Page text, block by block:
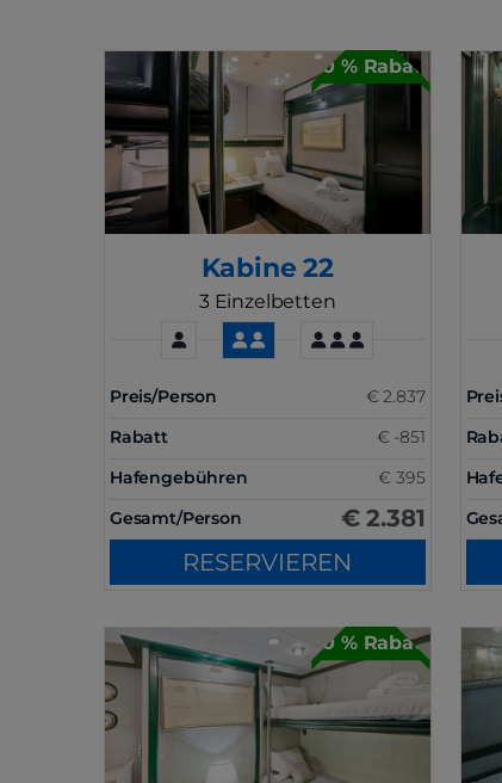
30 % Rabatt
Kabine 22
3 Einzelbetten
Preis/Person
€ 2.837
Rabatt
€ -851
Hafengebühren
€ 395
Gesamt/Person
€ 2.381
RESERVIEREN
30 % Rabatt